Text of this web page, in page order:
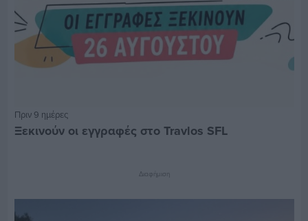
Πριν 9 ημέρες
Ξεκινούν οι εγγραφές στο Travlos SFL
Διαφήμιση